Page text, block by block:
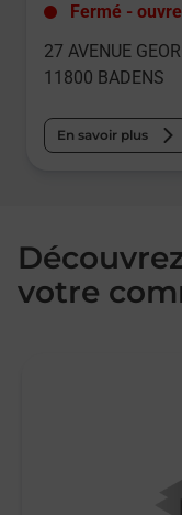
Fermé -
27 AVENUE
11800 BADENS
En savoir plus
votre